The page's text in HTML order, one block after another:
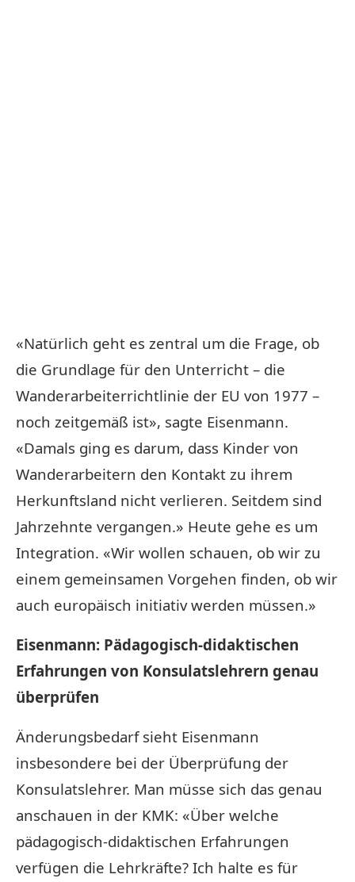
«Natürlich geht es zentral um die Frage, ob
die Grundlage für den Unterricht – die
Wanderarbeiterrichtlinie der EU von 1977 –
noch zeitgemäß ist», sagte Eisenmann.
«Damals ging es darum, dass Kinder von
Wanderarbeitern den Kontakt zu ihrem
Herkunftsland nicht verlieren. Seitdem sind
Jahrzehnte vergangen.» Heute gehe es um
Integration. «Wir wollen schauen, ob wir zu
einem gemeinsamen Vorgehen finden, ob wir
auch europäisch initiativ werden müssen.»
Eisenmann: Pädagogisch-didaktischen
Erfahrungen von Konsulatslehrern genau
überprüfen
Änderungsbedarf sieht Eisenmann
insbesondere bei der Überprüfung der
Konsulatslehrer. Man müsse sich das genau
anschauen in der KMK: «Über welche
pädagogisch-didaktischen Erfahrungen
verfügen die Lehrkräfte? Ich halte es für